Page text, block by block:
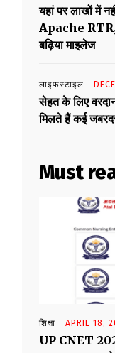
यहां पर लाखों में
Apache RTR,
बढ़िया माइलेज
लाइफस्टाइल
सेहत के लिए
मिलते हैं कई
Must
शिक्षा APRIL 18,
UP CNET